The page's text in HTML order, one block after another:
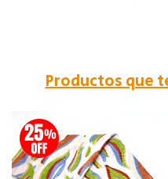
Productos que